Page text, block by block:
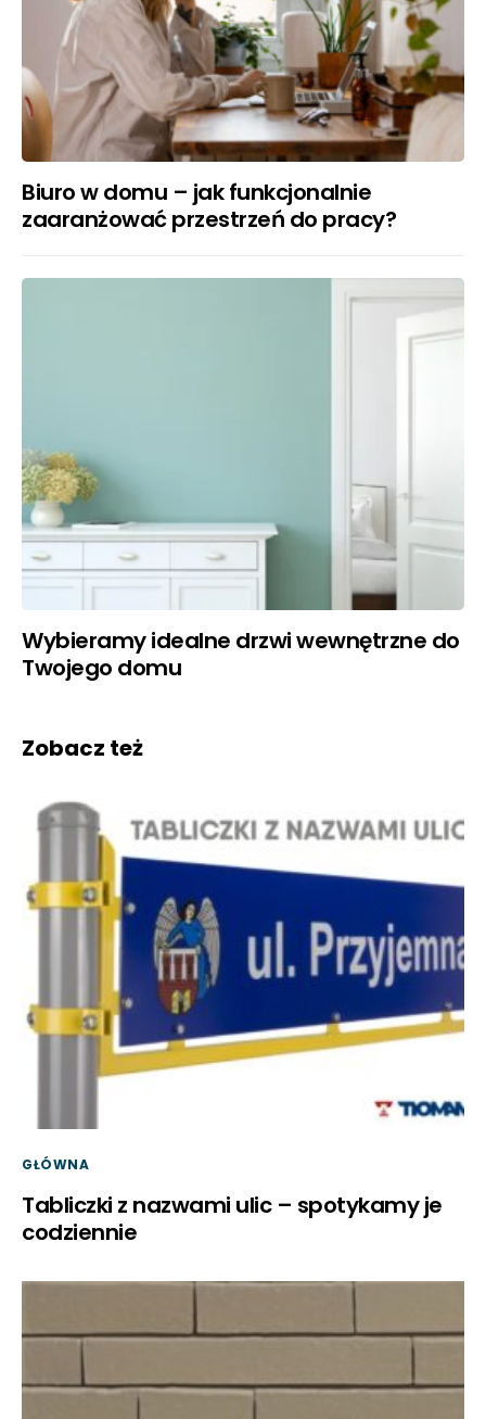
Biuro w domu – jak funkcjonalnie
zaaranżować przestrzeń do pracy?
Wybieramy idealne drzwi wewnętrzne do
Twojego domu
Zobacz też
GŁÓWNA
Tabliczki z nazwami ulic – spotykamy je
codziennie